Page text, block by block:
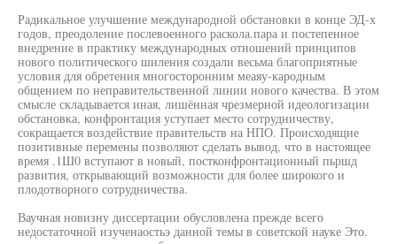
Радикальное улучшение международной обстановки в конце ЭД-х
годов, преодоление послевоенного раскола.пара и постепенное
внедрение в практику международных отношений принципов
нового политического шиления создали весьма благоприятные
условия для обретения многосторонним меаяу-кародным
общением по неправительственной линии нового качества. В этом
смысле складывается иная, лишённая чрезмерной идеологизации
обстановка, конфронтация уступает место сотрудничеству,
сокращается воздействие правительств на НПО. Происходящие
позитивные перемены позволяют сделать вывод, что в настоящее
время .1Ш0 вступают в новый, постконфронтационный пьршд
развития, открывающий возможности для более широкого и
плодотворного сотрудничества.
Ваучная новизну диссертации обусловлена прежде всего
недостаточной изученаостьэ данной темы в советской науке Это.